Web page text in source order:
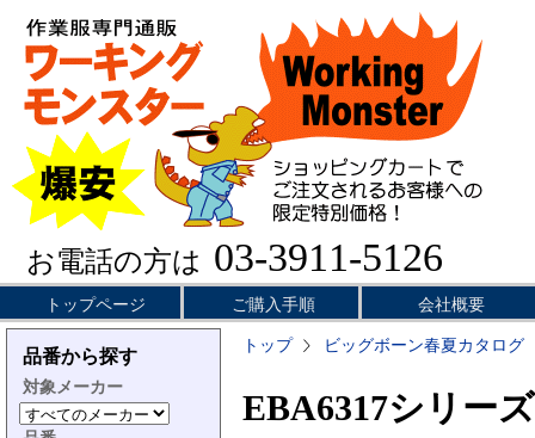
お電話の方は 03-3911-5126
トップページ ご購入手順 会社概要
品番から探す
対象メーカー
トップ ビッグボーン春夏カタログ
EBA6317シリーズ